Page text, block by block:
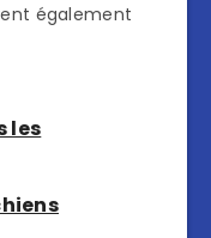
également
les